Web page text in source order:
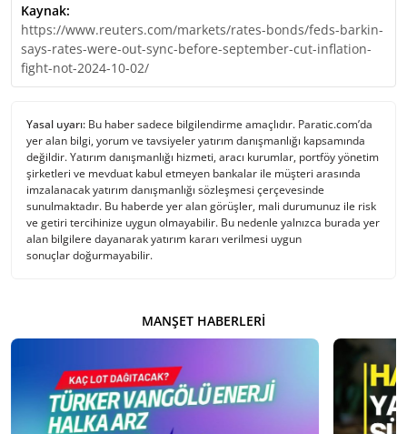
Kaynak:
https://www.reuters.com/markets/rates-bonds/feds-barkin-
says-rates-were-out-sync-before-september-cut-inflation-
fight-not-2024-10-02/
Yasal uyarı: Bu haber sadece bilgilendirme amaçlıdır. Paratic.com’da
yer alan bilgi, yorum ve tavsiyeler yatırım danışmanlığı kapsamında
değildir. Yatırım danışmanlığı hizmeti, aracı kurumlar, portföy yönetim
şirketleri ve mevduat kabul etmeyen bankalar ile müşteri arasında
imzalanacak yatırım danışmanlığı sözleşmesi çerçevesinde
sunulmaktadır. Bu haberde yer alan görüşler, mali durumunuz ile risk
ve getiri tercihinize uygun olmayabilir. Bu nedenle yalnızca burada yer
alan bilgilere dayanarak yatırım kararı verilmesi uygun
sonuçlar doğurmayabilir.
MANŞET HABERLERI